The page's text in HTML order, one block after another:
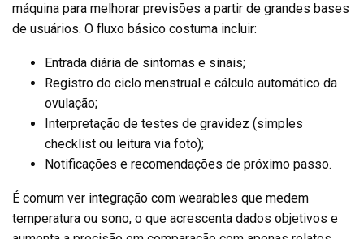
máquina para melhorar previsões a partir de grandes bases
de usuários. O fluxo básico costuma incluir:
Entrada diária de sintomas e sinais;
Registro do ciclo menstrual e cálculo automático da
ovulação;
Interpretação de testes de gravidez (simples
checklist ou leitura via foto);
Notificações e recomendações de próximo passo.
É comum ver integração com wearables que medem
temperatura ou sono, o que acrescenta dados objetivos e